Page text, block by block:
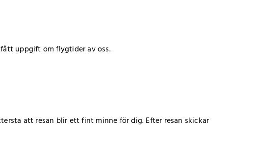
uppgift om flygtider av oss.
att resan blir ett fint minne för dig. Efter resan skickar